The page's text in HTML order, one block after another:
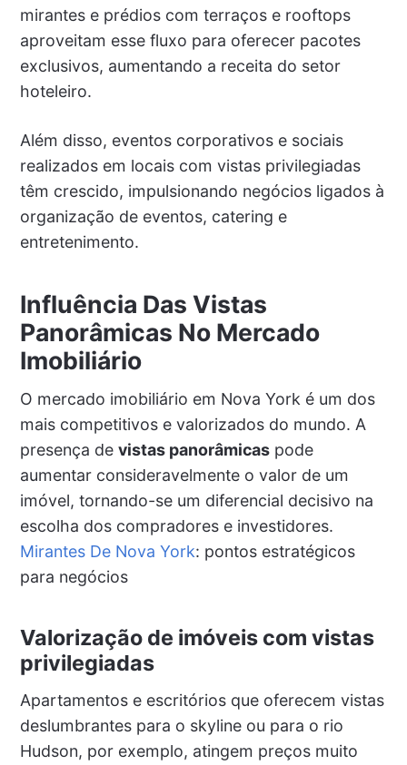
mirantes e prédios com terraços e rooftops
aproveitam esse fluxo para oferecer pacotes
exclusivos, aumentando a receita do setor
hoteleiro.
Além disso, eventos corporativos e sociais
realizados em locais com vistas privilegiadas
têm crescido, impulsionando negócios ligados à
organização de eventos, catering e
entretenimento.
Influência Das Vistas
Panorâmicas No Mercado
Imobiliário
O mercado imobiliário em Nova York é um dos
mais competitivos e valorizados do mundo. A
presença de vistas panorâmicaspode
aumentar consideravelmente o valor de um
imóvel, tornando-se um diferencial decisivo na
escolha dos compradores e investidores.
Mirantes De Nova York: pontos estratégicos
para negócios
Valorização de imóveis com vistas
privilegiadas
Apartamentos e escritórios que oferecem vistas
deslumbrantes para o skyline ou para o rio
Hudson, por exemplo, atingem preços muito